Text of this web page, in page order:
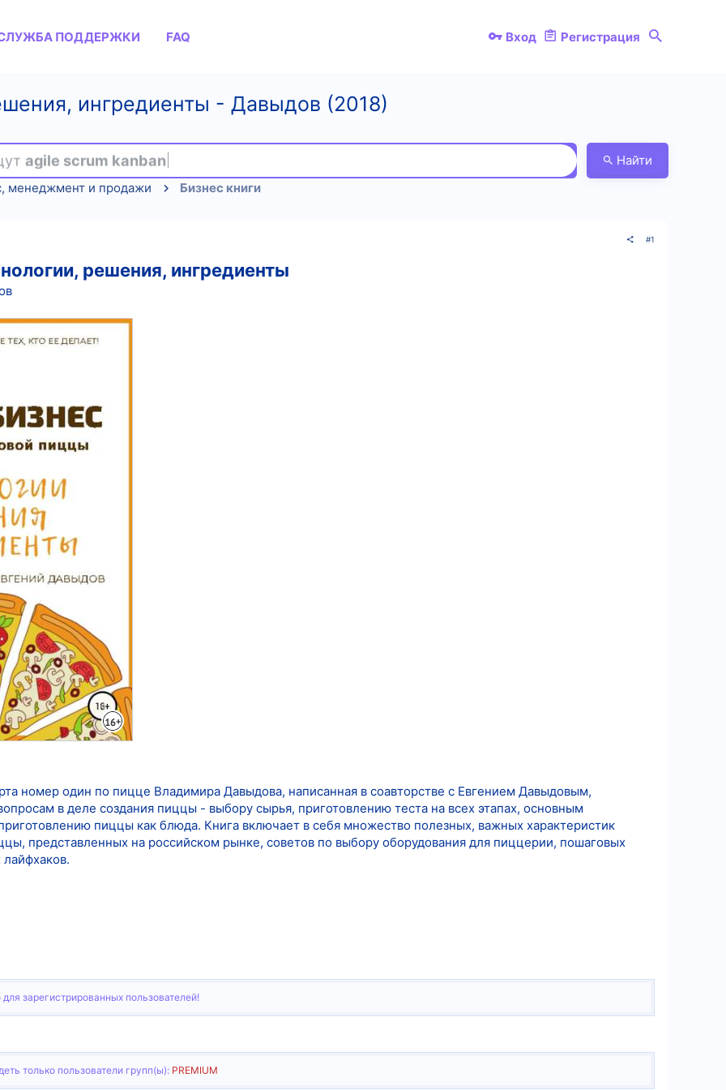
ПОДДЕРЖКИ FAQ Вход Регистрация
ингредиенты - Давыдов (2018)
agile scrum kanban
Найти
менеджмент и продажи
Бизнес книги
#1
решения, ингредиенты
номер один по пицце Владимира Давыдова, написанная в соавторстве с Евгением Давыдовым,
в деле создания пиццы - выбору сырья, приготовлению теста на всех этапах, основным
пиццы как блюда. Книга включает в себя множество полезных, важных характеристик
представленных на российском рынке, советов по выбору оборудования для пиццерии, пошаговых
зарегистрированных пользователей!
только пользователи групп(ы): PREMIUM